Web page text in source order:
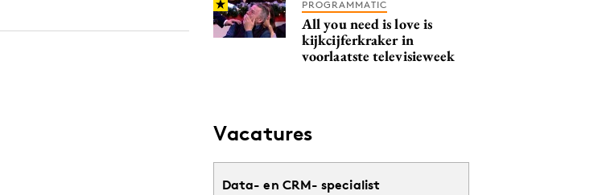
PROGRAMMATIC
All you need is love is
kijkcijferkraker in
voorlaatste televisieweek
Vacatures
Data- en CRM- specialist